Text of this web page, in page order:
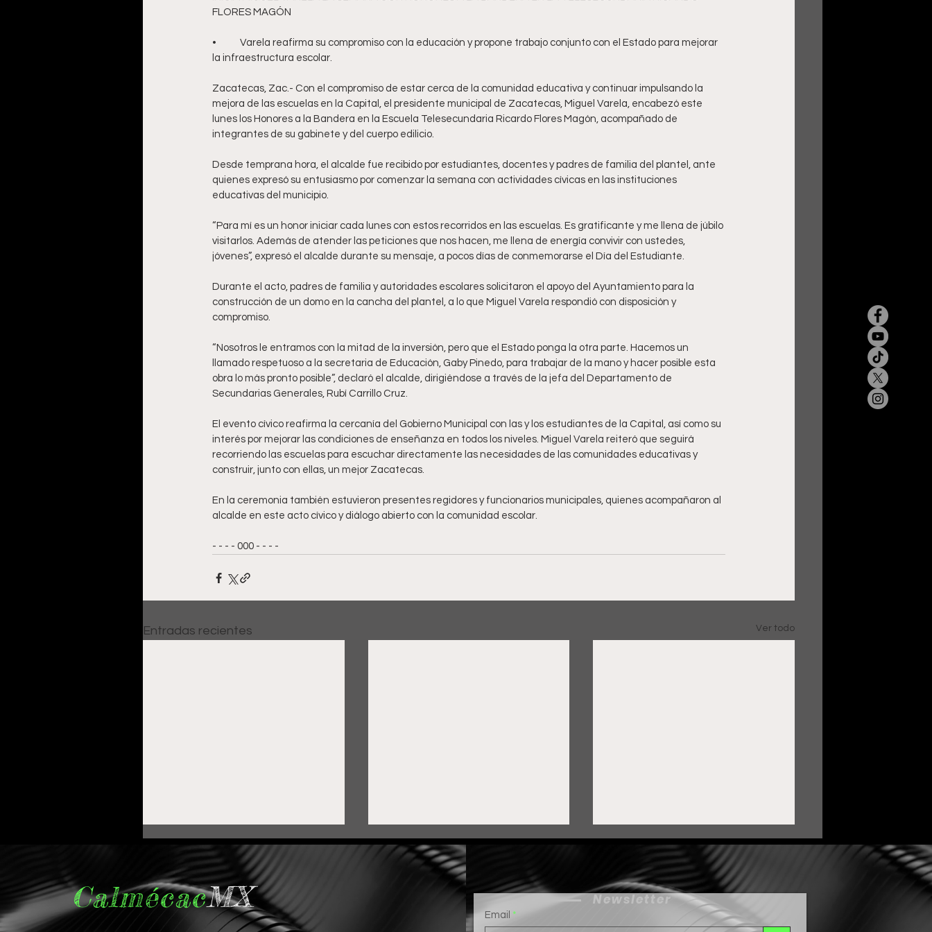
FLORES MAGÓN
•	Varela reafirma su compromiso con la educación y propone trabajo conjunto con el Estado para mejorar
la infraestructura escolar.
Zacatecas, Zac.- Con el compromiso de estar cerca de la comunidad educativa y continuar impulsando la
mejora de las escuelas en la Capital, el presidente municipal de Zacatecas, Miguel Varela, encabezó este
lunes los Honores a la Bandera en la Escuela Telesecundaria Ricardo Flores Magón, acompañado de
integrantes de su gabinete y del cuerpo edilicio.
Desde temprana hora, el alcalde fue recibido por estudiantes, docentes y padres de familia del plantel, ante
quienes expresó su entusiasmo por comenzar la semana con actividades cívicas en las instituciones
educativas del municipio.
“Para mí es un honor iniciar cada lunes con estos recorridos en las escuelas. Es gratificante y me llena de júbilo
visitarlos. Además de atender las peticiones que nos hacen, me llena de energía convivir con ustedes,
jóvenes”, expresó el alcalde durante su mensaje, a pocos días de conmemorarse el Día del Estudiante.
Durante el acto, padres de familia y autoridades escolares solicitaron el apoyo del Ayuntamiento para la
construcción de un domo en la cancha del plantel, a lo que Miguel Varela respondió con disposición y
compromiso.
“Nosotros le entramos con la mitad de la inversión, pero que el Estado ponga la otra parte. Hacemos un
llamado respetuoso a la secretaria de Educación, Gaby Pinedo, para trabajar de la mano y hacer posible esta
obra lo más pronto posible”, declaró el alcalde, dirigiéndose a través de la jefa del Departamento de
Secundarias Generales, Rubí Carrillo Cruz.
El evento cívico reafirma la cercanía del Gobierno Municipal con las y los estudiantes de la Capital, así como su
interés por mejorar las condiciones de enseñanza en todos los niveles. Miguel Varela reiteró que seguirá
recorriendo las escuelas para escuchar directamente las necesidades de las comunidades educativas y
construir, junto con ellas, un mejor Zacatecas.
En la ceremonia también estuvieron presentes regidores y funcionarios municipales, quienes acompañaron al
alcalde en este acto cívico y diálogo abierto con la comunidad escolar.
- - - - 000 - - - -
Entradas recientes Ver todo
CalmécacMX Newsletter
Email